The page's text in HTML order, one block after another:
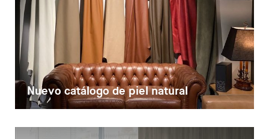
Nuevo catálogo de piel natural